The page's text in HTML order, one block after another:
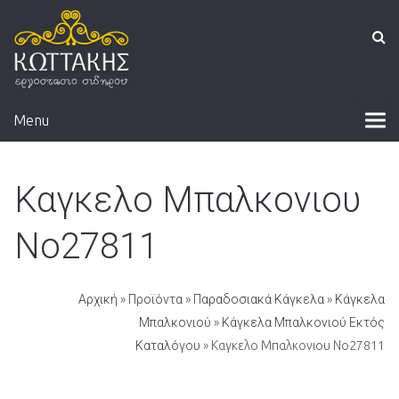
Menu
Καγκελο Μπαλκονιου
Νο27811
Αρχική » Προϊόντα » Παραδοσιακά Κάγκελα » Κάγκελα
Μπαλκονιού » Κάγκελα Μπαλκονιού Εκτός
Καταλόγου » Καγκελο Μπαλκονιου Νο27811